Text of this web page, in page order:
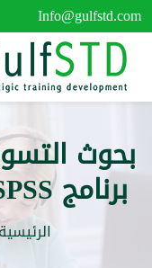
Info@gulfstd.com
بحوث
برنامج SPSS للتحليل الإحصائي